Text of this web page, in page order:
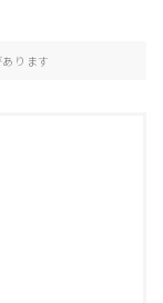
ります